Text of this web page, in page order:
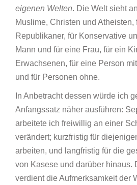
eigenen Welten. Die Welt sieht
Muslime, Christen und Atheisten,
Republikaner, für Konservative
Mann und für eine Frau, für ein
Erwachsenen, für eine Person
und für Personen ohne.
In Anbetracht dessen würde ich
Anfangssatz näher ausführen:
arbeitete ich freiwillig an einer
verändert; kurzfristig für
arbeiten, und langfristig für die
von Kasese und darüber hinaus.
verdient die Aufmerksamkeit der